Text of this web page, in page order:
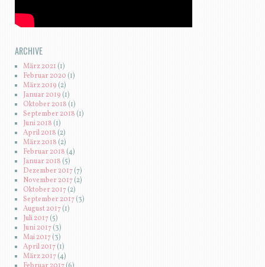
ARCHIVE
März 2021(1)
Februar 2020 (1)
März 2019 (2)
Januar 2019 (1)
Oktober 2018(1)
September 2018 (1)
Juni 2018 (1)
April 2018(2)
März 2018 (2)
Februar 2018(4)
Januar 2018 (5)
Dezember 2017(7)
November 2017(2)
Oktober 2017(2)
September 2017(3)
August 2017(1)
Juli 2017(5)
Juni 2017(3)
Mai 2017(3)
April 2017(1)
März 2017(4)